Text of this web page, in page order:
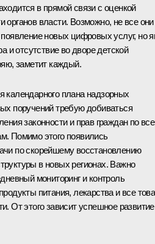
в прямой связи с оценкой
органов власти. Возможно, не все они
новых цифровых услуг, но
и отсутствие во дворе детской
заметит каждый.
плана надзорных
поручений требую добиваться
законности и прав граждан по
Помимо этого появились
по скорейшему восстановлению
в новых регионах. Важно
мониторинг и контроль
питания, лекарства и все
От этого зависит успешное развитие